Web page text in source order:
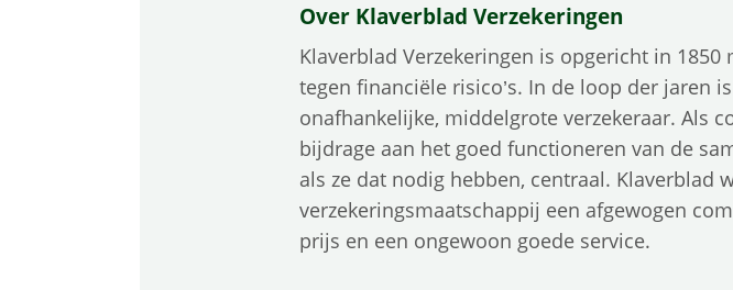
Over Klaverblad Verzekeringen
Klaverblad Verzekeringen is opgericht in
tegen financiële risico’s. In de loop der jaren
onafhankelijke, middelgrote verzekeraar. Als
bijdrage aan het goed functioneren van de
als ze dat nodig hebben, centraal. Klaverblad
verzekeringsmaatschappij een afgewogen
prijs en een ongewoon goede service.